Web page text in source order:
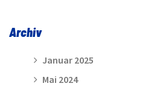
Archiv
Januar 2025
Mai 2024